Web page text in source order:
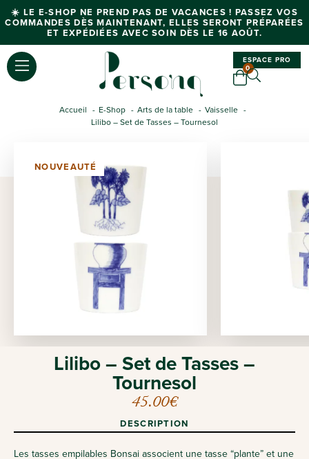
☀️ LE E-SHOP NE PREND PAS DE VACANCES ! PASSEZ VOS
COMMANDES DÈS MAINTENANT, ELLES SERONT PRÉPARÉES
ET EXPÉDIÉES AVEC SOIN DÈS LE 16 AOÛT.
ESPACE PRO
0
Accueil E-Shop Arts de la table
Vaisselle
Lilibo – Set de Tasses – Tournesol
NOUVEAUTÉ
Lilibo – Set de Tasses –
Tournesol
45.00€
DESCRIPTION
Les tasses empilables Bonsai associent une tasse “plante” et une